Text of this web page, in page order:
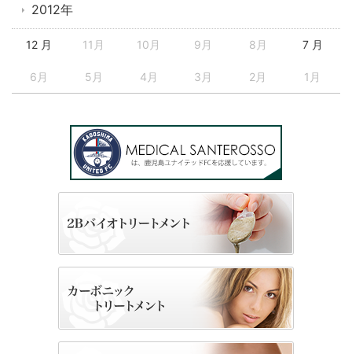
2012年
12 月 11月 10月 9月 8月 7 月
6月 5月 4月 3月 2月 1月